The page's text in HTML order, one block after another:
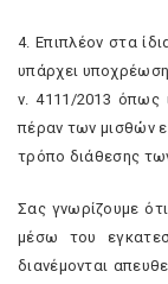
4. Επιπλέον στα
υπάρχει
ν. 4111/2013 όπως
πέραν των μισθών
τρόπο διάθεσης
Σας γνωρίζουμε
μέσω του
διανέμονται